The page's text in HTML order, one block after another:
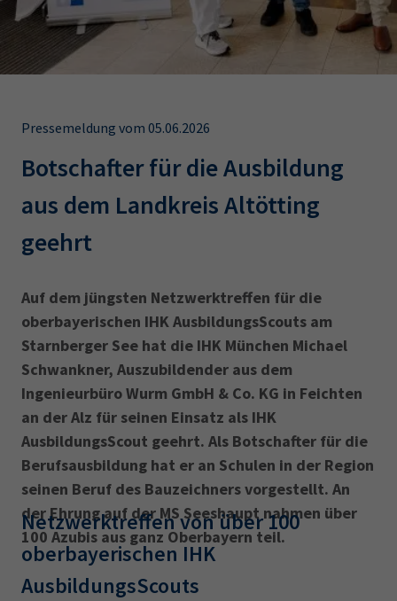
Leichte Sprache
IHK regional
Karriere
Presse
EN
Magazin Log-in
AdA
Prüfungstermine
Wirtschaftsfachwirt
34f
Negativerklärung
Sachkundeprüfung
Berichtsheft
AEVO
Pressemeldung vom 05.06.2026
Botschafter für die Ausbildung
aus dem Landkreis Altötting
geehrt
Auf dem jüngsten Netzwerktreffen für die
oberbayerischen IHK AusbildungsScouts am
Starnberger See hat die IHK München Michael
Schwankner, Auszubildender aus dem
Ingenieurbüro Wurm GmbH & Co. KG in Feichten
an der Alz für seinen Einsatz als IHK
AusbildungsScout geehrt. Als Botschafter für die
Berufsausbildung hat er an Schulen in der Region
seinen Beruf des Bauzeichners vorgestellt. An
der Ehrung auf der MS Seeshaupt nahmen über
100 Azubis aus ganz Oberbayern teil.
Netzwerktreffen von über 100
oberbayerischen IHK
AusbildungsScouts